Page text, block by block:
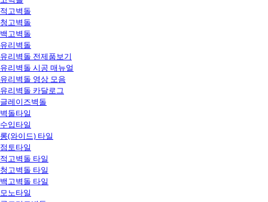
적고벽돌
청고벽돌
백고벽돌
유리벽돌
유리벽돌 전제품보기
유리벽돌 시공 매뉴얼
유리벽돌 영상 모음
유리벽돌 카달로그
글레이즈벽돌
벽돌타일
수입타일
롱(와이드) 타일
점토타일
적고벽돌 타일
청고벽돌 타일
백고벽돌 타일
모노타일